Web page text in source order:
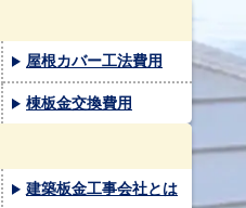
屋根カバー工法費用
棟板金交換費用
建築板金工事会社とは